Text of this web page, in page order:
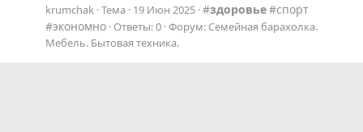
krumchak Тема 19 Июн 2025 здоровье
спорт
экономно Ответы: 0 Форум: Семейная барахолка.
Мебель. Бытовая техника.